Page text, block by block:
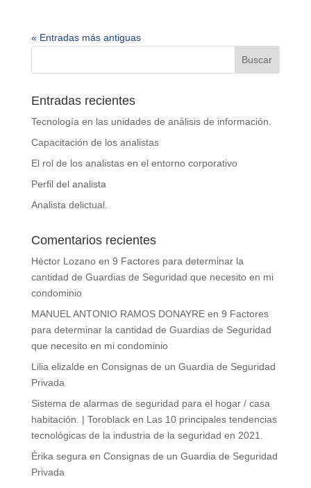
« Entradas más antiguas
Entradas recientes
Tecnología en las unidades de análisis de información.
Capacitación de los analistas
El rol de los analistas en el entorno corporativo
Perfil del analista
Analista delictual.
Comentarios recientes
Héctor Lozanoen 9 Factores para determinar la
cantidad de Guardias de Seguridad que necesito en mi
condominio
MANUEL ANTONIO RAMOS DONAYREen 9 Factores
para determinar la cantidad de Guardias de Seguridad
que necesito en mi condominio
Lilia elizalde en Consignas de un Guardia de Seguridad
Privada
Sistema de alarmas de seguridad para el hogar / casa
habitación. | Toroblacken Las 10 principales tendencias
tecnológicas de la industria de la seguridad en 2021.
Érika segura en Consignas de un Guardia de Seguridad
Privada